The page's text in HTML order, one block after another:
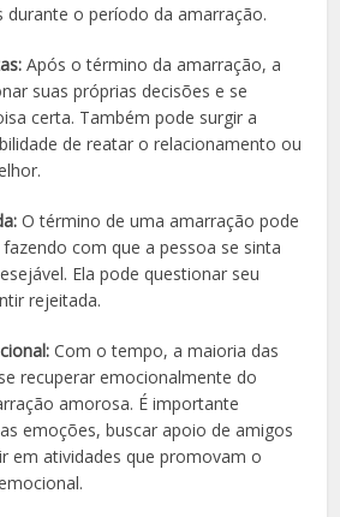
durante o período da amarração.
Após o término da amarração, a
suas próprias decisões e se
certa. Também pode surgir a
de reatar o relacionamento ou
O término de uma amarração pode
com que a pessoa se sinta
Ela pode questionar seu
rejeitada.
Com o tempo, a maioria das
recuperar emocionalmente do
amorosa. É importante
emoções, buscar apoio de amigos
em atividades que promovam o